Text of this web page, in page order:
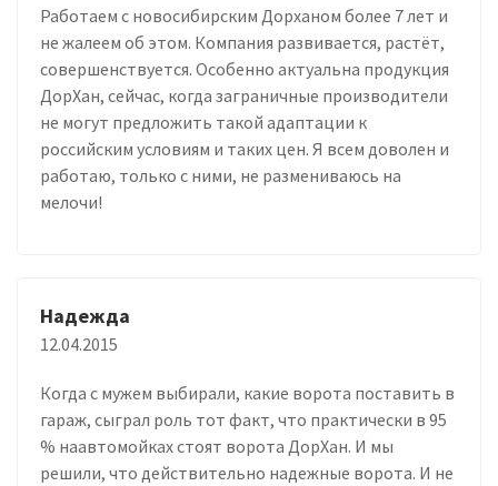
Работаем с новосибирским Дорханом более 7 лет и
не жалеем об этом. Компания развивается, растёт,
совершенствуется. Особенно актуальна продукция
ДорХан, сейчас, когда заграничные производители
не могут предложить такой адаптации к
российским условиям и таких цен. Я всем доволен и
работаю, только с ними, не размениваюсь на
мелочи!
Надежда
12.04.2015
Когда с мужем выбирали, какие ворота поставить в
гараж, сыграл роль тот факт, что практически в 95
% наавтомойках стоят ворота ДорХан. И мы
решили, что действительно надежные ворота. И не